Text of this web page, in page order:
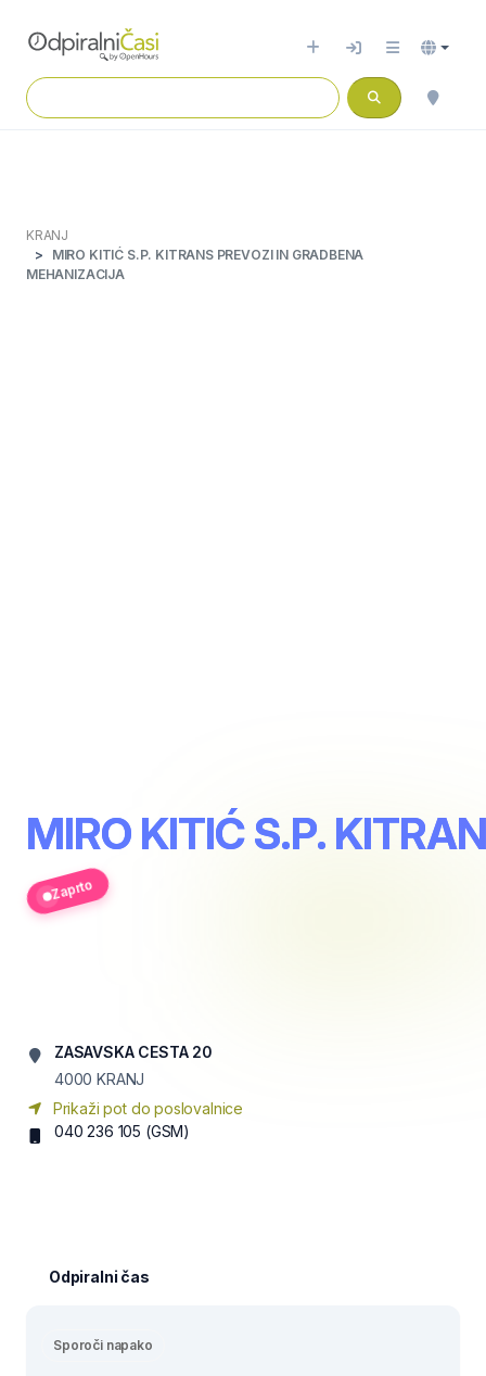
KRANJ
MIRO KITIĆ S.P. KITRANS PREVOZI IN GRADBENA
MEHANIZACIJA
MIRO KITIĆ S.P.
Zaprto
ZASAVSKA CESTA 20
4000 KRANJ
Prikaži pot do poslovalnice
040 236 105 (GSM)
Odpiralni čas
Sporoči napako